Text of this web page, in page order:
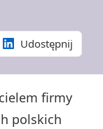
Udostępnij
firmy
polskich